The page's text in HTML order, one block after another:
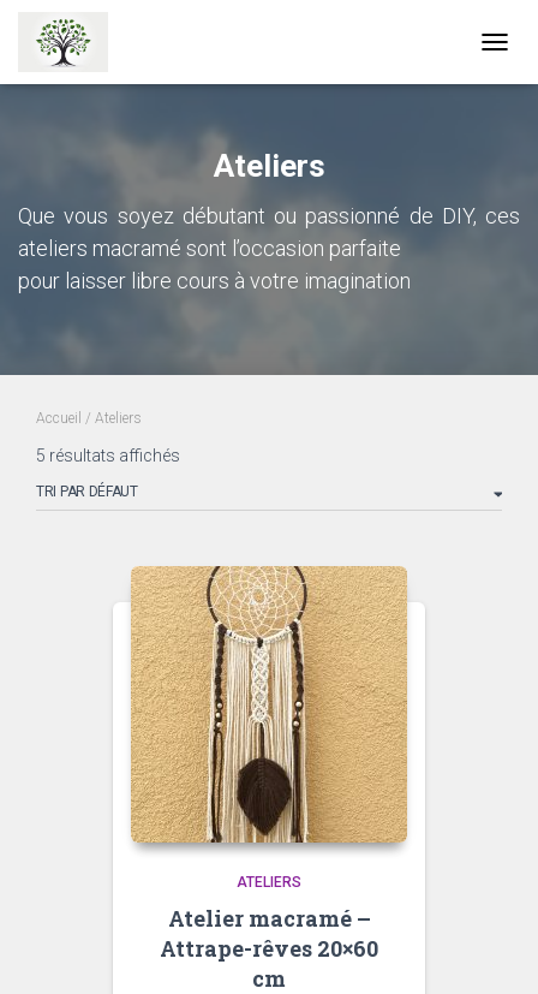
LA
Ateliers
Que vous soyez débutant ou passionné de DIY, ces
ateliers macramé sont l’occasion parfaite
pour laisser libre cours à votre imagination
Accueil / Ateliers
5 résultats affichés
ATELIERS
Atelier macramé –
Attrape-rêves 20×60
cm